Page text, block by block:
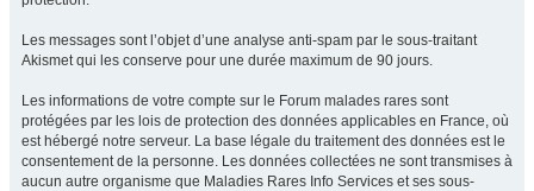
Les messages sont l’objet d’une analyse anti-spam par le sous-traitant
Akismet qui les conserve pour une durée maximum de 90 jours.
Les informations de votre compte sur le Forum malades rares sont
protégées par les lois de protection des données applicables en France, où
est hébergé notre serveur. La base légale du traitement des données est le
consentement de la personne. Les données collectées ne sont transmises à
aucun autre organisme que Maladies Rares Info Services et ses sous-